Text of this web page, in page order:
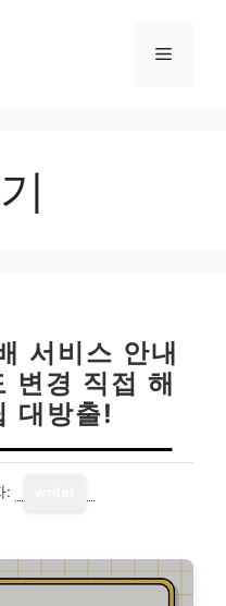
메
서비스 안내
변경 직접 해
대방출!
: